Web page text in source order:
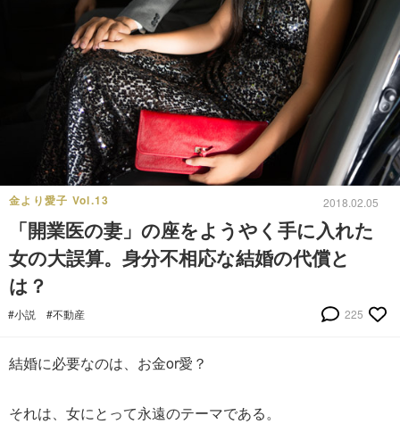
金より愛子 Vol.13 2018.02.05
「開業医の妻」の座をようやく手に入れた
女の大誤算。身分不相応な結婚の代償と
は？
#小説 #不動産 225
結婚に必要なのは、お金or愛？
それは、女にとって永遠のテーマである。